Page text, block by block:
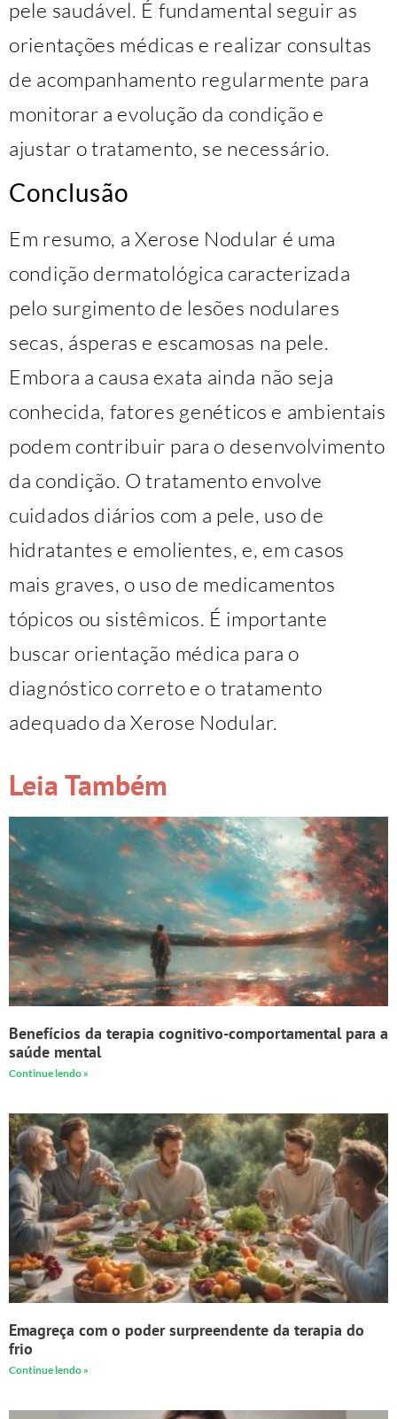
pele saudável. É fundamental seguir as
orientações médicas e realizar consultas
de acompanhamento regularmente para
monitorar a evolução da condição e
ajustar o tratamento, se necessário.
Conclusão
Em resumo, a Xerose Nodular é uma
condição dermatológica caracterizada
pelo surgimento de lesões nodulares
secas, ásperas e escamosas na pele.
Embora a causa exata ainda não seja
conhecida, fatores genéticos e ambientais
podem contribuir para o desenvolvimento
da condição. O tratamento envolve
cuidados diários com a pele, uso de
hidratantes e emolientes, e, em casos
mais graves, o uso de medicamentos
tópicos ou sistêmicos. É importante
buscar orientação médica para o
diagnóstico correto e o tratamento
adequado da Xerose Nodular.
Leia Também
Benefícios da terapia cognitivo-comportamental para a
saúde mental
Continue lendo »
Emagreça com o poder surpreendente da terapia do
frio
Continue lendo »